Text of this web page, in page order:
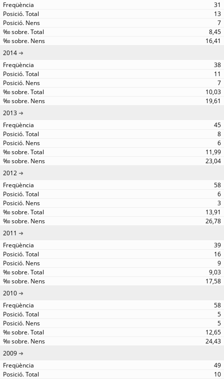
31
13
7
8,45
16,41
2014
38
11
7
10,03
19,61
2013
45
8
6
11,99
23,04
2012
58
6
3
13,91
26,78
2011
39
16
9
9,03
17,58
2010
58
5
5
12,65
24,43
2009
49
10